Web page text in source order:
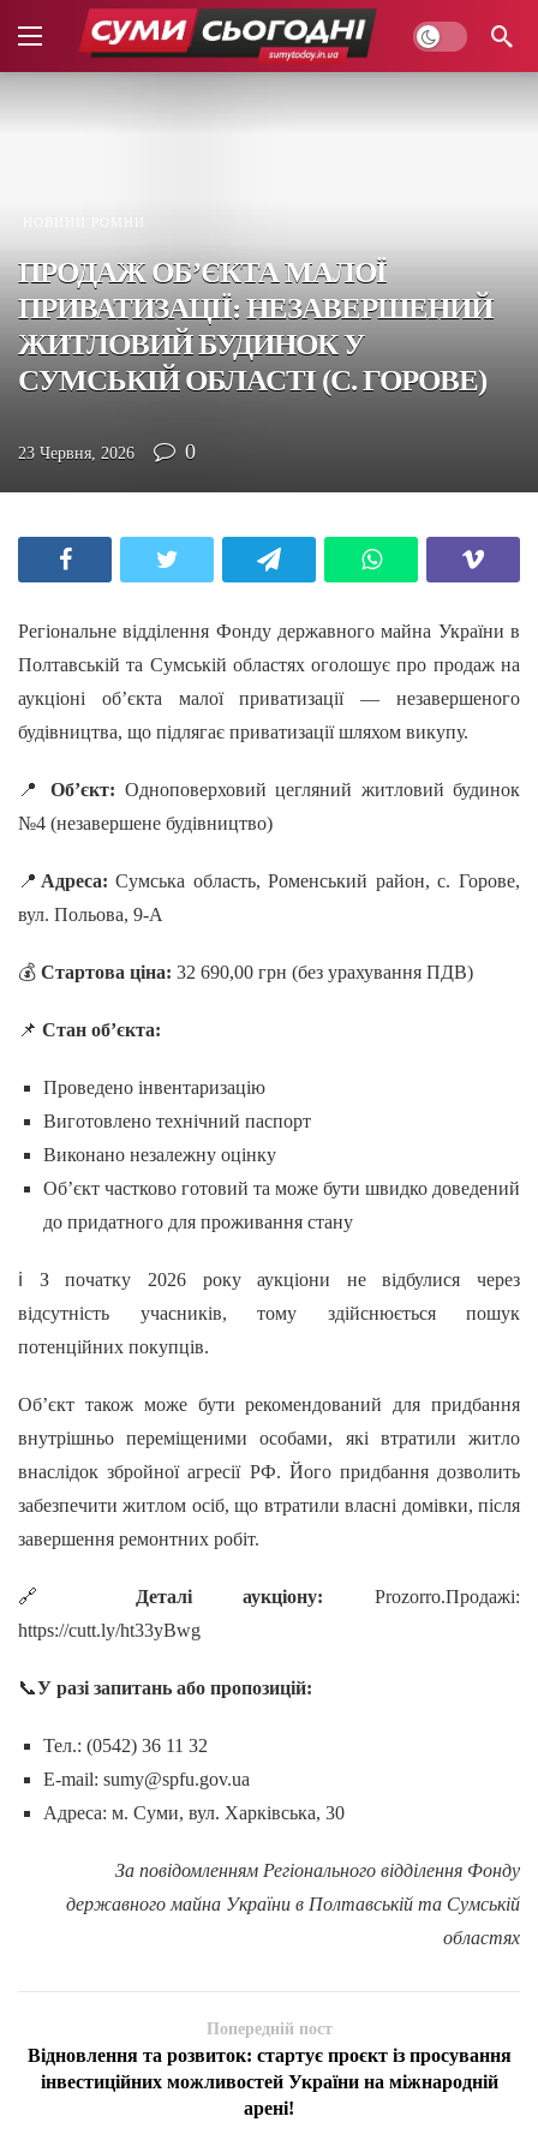
ПРОДАЖ ОБ’ЄКТА МАЛОЇ
ПРИВАТИЗАЦІЇ: НЕЗАВЕРШЕНИЙ
ЖИТЛОВИЙ БУДИНОК У
СУМСЬКІЙ ОБЛАСТІ (С. ГОРОВЕ)
23 Червня, 2026 0
Регіональне відділення Фонду державного майна України в
Полтавській та Сумській областях оголошує про продаж на
аукціоні об’єкта малої приватизації — незавершеного
будівництва, що підлягає приватизації шляхом викупу.
📍 Об’єкт: Одноповерховий цегляний житловий будинок
№4 (незавершене будівництво)
📍 Адреса:Сумська область, Роменський район, с. Горове,
вул. Польова, 9-А
💰 Стартова ціна: 32 690,00 грн (без урахування ПДВ)
📌 Стан об’єкта:
Проведено інвентаризацію
Виготовлено технічний паспорт
Виконано незалежну оцінку
Об’єкт частково готовий та може бути швидко доведений
до придатного для проживання стану
ℹ️ З початку 2026 року аукціони не відбулися через
відсутність учасників, тому здійснюється пошук
потенційних покупців.
Об’єкт також може бути рекомендований для придбання
внутрішньо переміщеними особами, які втратили житло
внаслідок збройної агресії РФ. Його придбання дозволить
забезпечити житлом осіб, що втратили власні домівки, після
завершення ремонтних робіт.
🔗 Деталі аукціону: Prozorro.Продажі:
https://cutt.ly/ht33yBwg
📞У разі запитань або пропозицій:
Тел.: (0542) 36 11 32
E-mail: sumy@spfu.gov.ua
Адреса: м. Суми, вул. Харківська, 30
За повідомленням Регіонального відділення Фонду
державного майна України в Полтавській та Сумській
областях
Попередній пост
Відновлення та розвиток: стартує проєкт із просування
інвестиційних можливостей України на міжнародній
арені!